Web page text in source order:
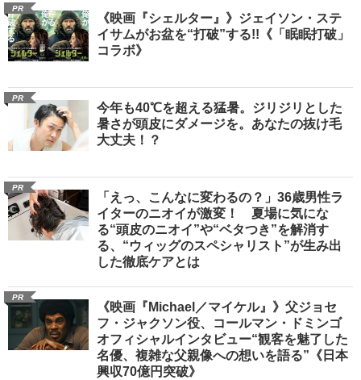
PR
《映画『シェルター』》ジェイソン・ステ
イサムがお盆を“打破”する!!《「眠眠打破」
コラボ》
PR
今年も40℃を超える猛暑。ジリジリとした
暑さが頭皮にダメージを。あなたの抜け毛
大丈夫！？
PR
「えっ、こんなに変わるの？」36歳男性ラ
イターのニオイが激変！ 夏場に気にな
る“頭皮のニオイ”や“ベタつき”を解消す
る、“ウィッグのスペシャリスト”が生み出
した徹底ケアとは
PR
《映画『Michael／マイケル』》父ジョセ
フ・ジャクソン役、コールマン・ドミンゴ
オフィシャルインタビュー“観客を魅了した
名優、複雑な父親像への想いを語る”《日本
興収70億円突破》